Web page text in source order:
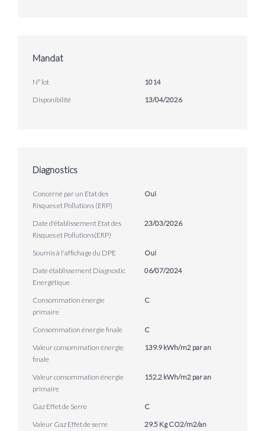
Mandat
N° lot
1014
Disponibilité
13/04/2026
Diagnostics
Concerné par un Etat des
Risques et Pollutions (ERP)
Oui
Date d'établissement Etat des
Risques et Pollutions(ERP)
23/03/2026
Soumis à l'affichage du DPE
Oui
Date établissement Diagnostic
Energétique
06/07/2024
Consommation énergie
primaire
C
Consommation énergie finale
C
Valeur consommation énergie
finale
139.9 kWh/m2 par an
Valeur consommation énergie
primaire
152.2 kWh/m2 par an
Gaz Effet de Serre
C
Valeur Gaz Effet de serre
29.5 Kg CO2/m2/an